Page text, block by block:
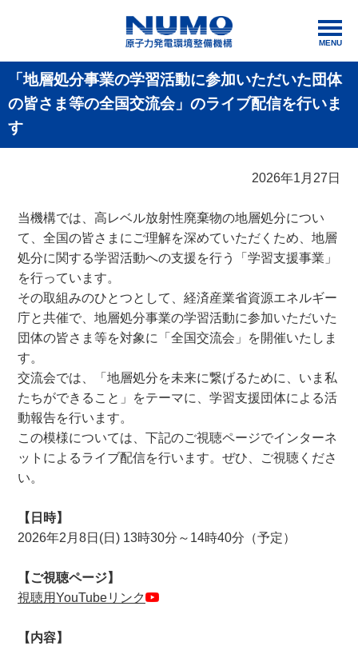
MENU
「地層処分事業の学習活動に参加いただいた団体
の皆さま等の全国交流会」のライブ配信を行いま
す
2026年1月27日
当機構では、高レベル放射性廃棄物の地層処分につい
て、全国の皆さまにご理解を深めていただくため、地層
処分に関する学習活動への支援を行う「学習支援事業」
を行っています。
その取組みのひとつとして、経済産業省資源エネルギー
庁と共催で、地層処分事業の学習活動に参加いただいた
団体の皆さま等を対象に「全国交流会」を開催いたしま
す。
交流会では、「地層処分を未来に繋げるために、いま私
たちができること」をテーマに、学習支援団体による活
動報告を行います。
この模様については、 下記のご視聴ページでインターネ
ットによるライブ配信を行います。ぜひ、ご視聴くださ
い。
【日時】
2026年2月8日(日) 13時30分～14時40分（予定）
【ご視聴ページ】
視聴用YouTubeリンク
【内容】